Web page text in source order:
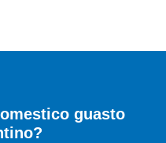
guasto